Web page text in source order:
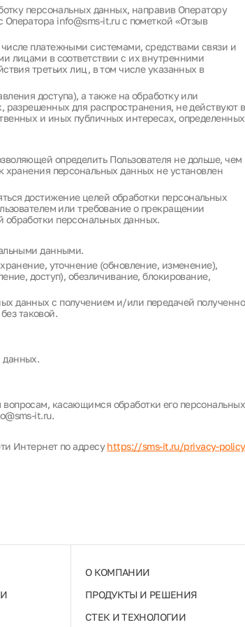
персональных данных, направив Оператору
info@sms-it.ru с пометкой «Отзыв
платежными системами, средствами связи и
лицами в соответствии с их внутренними
третьих лиц, в том числе указанных в
доступа), а также на обработку или
разрешенных для распространения, не действуют в
и иных публичных интересах, определенных
определить Пользователя не дольше, чем
хранения персональных данных не установлен
достижение целей обработки персональных
или требование о прекращении
персональных данных.
данными.
уточнение (обновление, изменение),
доступ), обезличивание, блокирование,
данных с получением и/или передачей
таковой.
данных.
касающимся обработки его персональных
it.ru.
Интернет по адресуhttps://sms-it.ru/privacy-
О КОМПАНИИ
ПРОДУКТЫ И РЕШЕНИЯ
СТЕК И ТЕХНОЛОГИИ